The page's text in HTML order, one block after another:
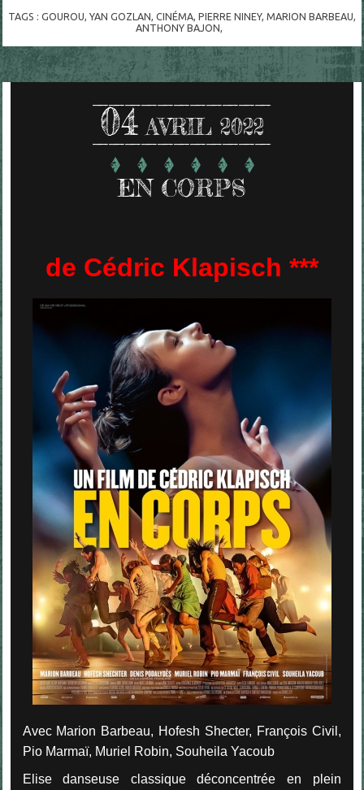
TAGS : GOUROU YAN GOZLAN CINÉMA, PIERRE NINEY, MARION BARBEAU
ANTHONY BAJON
04 AVRIL 2022
EN CORPS
de Cédric Klapisch ***
Avec Marion Barbeau, Hofesh Shecter, François Civil,
Pio Marmaï, Muriel Robin, Souheila Yacoub
Elise danseuse classique déconcentrée en plein